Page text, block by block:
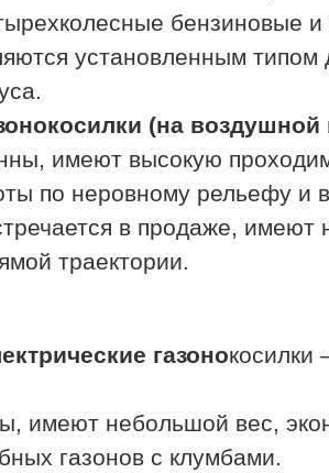
бензиновые
установленным типом
(на
имеют высокую
по неровному
в продаже,
траектории.
газоно
имеют небольшой вес,
газонов с клумбами.